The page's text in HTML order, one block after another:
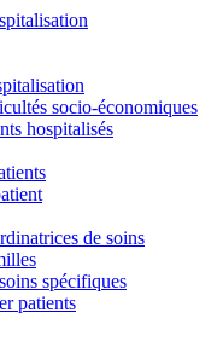
socio-économiques
hospitalisés
de soins
spécifiques
patients